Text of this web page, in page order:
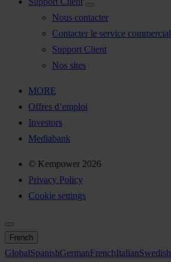
Nous contacter
Contacter le service commercial
Support Client
Nos sites
MORE
Offres d’emploi
Investors
Mediabank
© Kempower 2026
Privacy Policy
Cookie settings
French
GlobalSpanishGermanFrenchItalianSwedish